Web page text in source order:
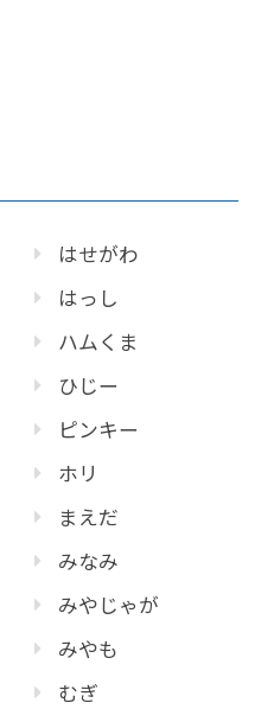
はせがわ
はっし
ハムくま
ひじー
ピンキー
ホリ
まえだ
みなみ
みやじゃが
みやも
むぎ